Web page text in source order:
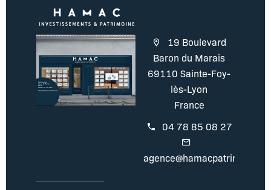
19 Boulevard
Baron du Marais
69110 Sainte-Foy-
lès-Lyon
France
04 78 85 08 27